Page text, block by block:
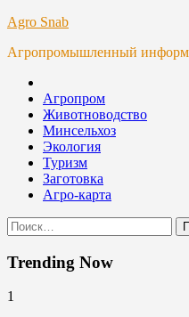
Skip
content
Agro Snab
Агропромышленный
Агропром
Животноводство
Минсельхоз
Экология
Туризм
Заготовка
Агро-карта
Найти:
Trending Now
1